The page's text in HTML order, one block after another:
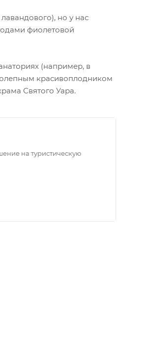
но у нас
фиолетовой
(например, в
красивоплодником
Святого Уара.
на туристическую